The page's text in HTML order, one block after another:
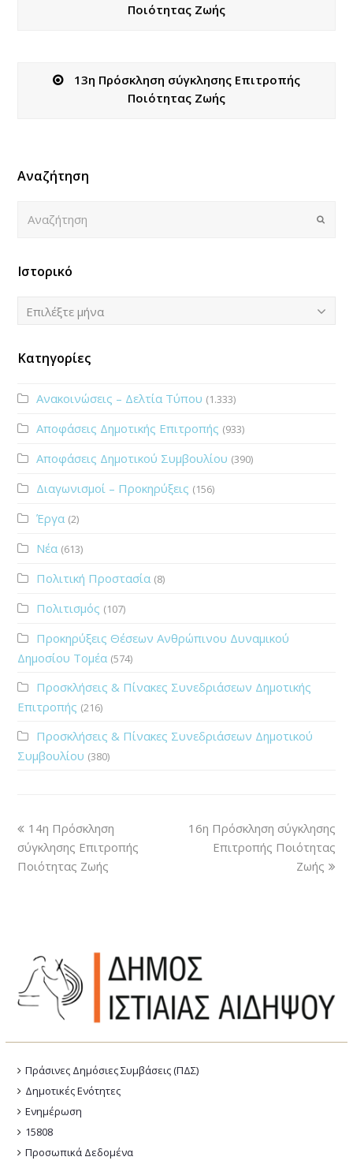
Ποιότητας Ζωής
13η Πρόσκληση σύγκλησης Επιτροπής
Ποιότητας Ζωής
Αναζήτηση
Submit
Ιστορικό
Ιστορικό
Επιλέξτε μήνα
Κατηγορίες
Ανακοινώσεις – Δελτία Τύπου (1.333)
Αποφάσεις Δημοτικής Επιτροπής (933)
Αποφάσεις Δημοτικού Συμβουλίου (390)
Διαγωνισμοί – Προκηρύξεις (156)
Έργα (2)
Νέα (613)
Πολιτική Προστασία (8)
Πολιτισμός (107)
Προκηρύξεις Θέσεων Ανθρώπινου Δυναμικού
Δημοσίου Τομέα (574)
Προσκλήσεις & Πίνακες Συνεδριάσεων Δημοτικής
Επιτροπής (216)
Προσκλήσεις & Πίνακες Συνεδριάσεων Δημοτικού
Συμβουλίου (380)
14η Πρόσκληση
σύγκλησης Επιτροπής
Ποιότητας Ζωής
16η Πρόσκληση σύγκλησης
Επιτροπής Ποιότητας
Ζωής
Πράσινες Δημόσιες Συμβάσεις (ΠΔΣ)
Δημοτικές Ενότητες
Ενημέρωση
15808
Προσωπικά Δεδομένα